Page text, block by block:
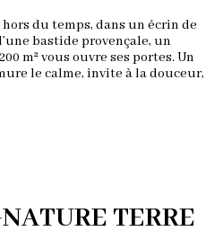
du temps, dans un écrin de
bastide provençale, un
m² vous ouvre ses portes. Un
le calme, invite à la douceur,
TERRE